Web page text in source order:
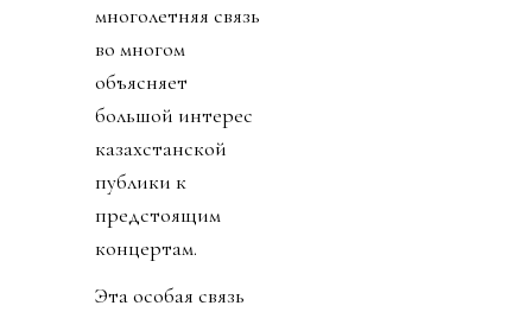
многолетняя связь
во многом
объясняет
большой интерес
казахстанской
публики к
предстоящим
концертам.
Эта особая связь